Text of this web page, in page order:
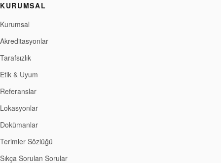
KURUMSAL
Kurumsal
Akreditasyonlar
Tarafsızlık
Etik & Uyum
Referanslar
Lokasyonlar
Dokümanlar
Terimler Sözlüğü
Sıkça Sorulan Sorular